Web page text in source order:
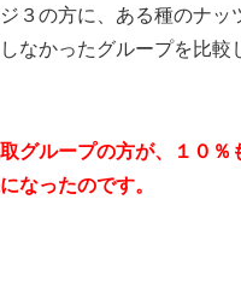
３の方に、ある種のナッ
なかったグループを比較
グループの方が、１０％
なったのです。